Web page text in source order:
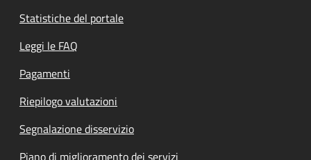
Statistiche del portale
Leggi le FAQ
Pagamenti
Riepilogo valutazioni
Segnalazione disservizio